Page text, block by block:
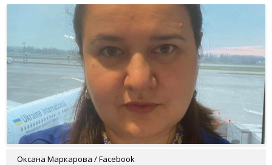
Оксана Маркарова / Facebook